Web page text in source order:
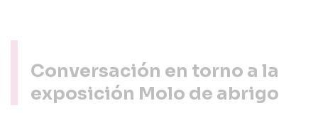
Conversación en torno a la
exposición Molo de abrigo